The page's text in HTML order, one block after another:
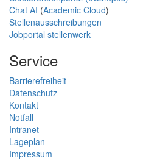
Chat AI (Academic Cloud)
Stellenausschreibungen
Jobportal stellenwerk
Service
Barrierefreiheit
Datenschutz
Kontakt
Notfall
Intranet
Lageplan
Impressum